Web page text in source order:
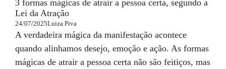
3 formas mágicas de atrair a pessoa certa, segundo a
Lei da Atração
24/07/2025Luiza Piva
A verdadeira mágica da manifestação acontece
quando alinhamos desejo, emoção e ação. As formas
mágicas de atrair a pessoa certa não são feitiços, mas